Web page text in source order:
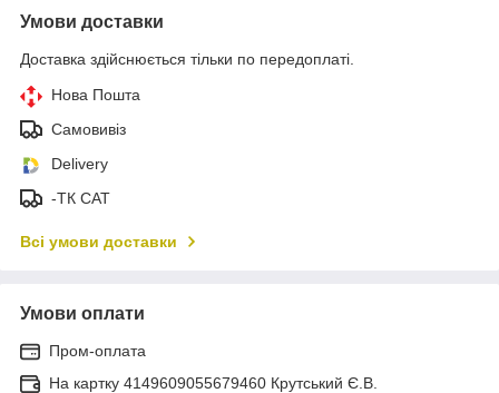
Умови доставки
Доставка здійснюється тільки по передоплаті.
Нова Пошта
Самовивіз
Delivery
-ТК САТ
Всі умови доставки
Умови оплати
Пром-оплата
На картку 4149609055679460 Крутський Є.В.